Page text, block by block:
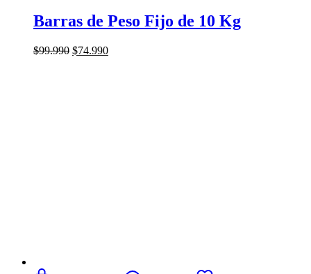
Barras de Peso Fijo de 10 Kg
$99.990 El
$74.990El